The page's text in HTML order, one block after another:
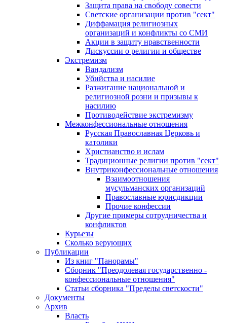
Защита права на свободу совести
Светские организации против "сект"
Диффамация религиозных
организаций и конфликты со СМИ
Акции в защиту нравственности
Дискуссии о религии и обществе
Экстремизм
Вандализм
Убийства и насилие
Разжигание национальной и
религиозной розни и призывы к
насилию
Противодействие экстремизму
Межконфессиональные отношения
Русская Православная Церковь и
католики
Христианство и ислам
Традиционные религии против "сект"
Внутриконфессиональные отношения
Взаимоотношения
мусульманских организаций
Православные юрисдикции
Прочие конфессии
Другие примеры сотрудничества и
конфликтов
Курьезы
Сколько верующих
Публикации
Из книг "Панорамы"
Сборник "Преодолевая государственно -
конфессиональные отношения"
Статьи сборника "Пределы светскости"
Документы
Архив
Власть